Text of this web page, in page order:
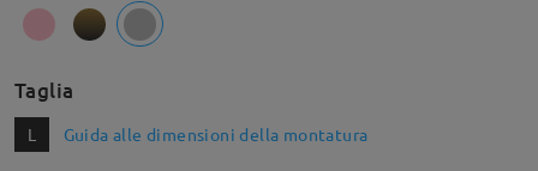
Taglia
L Guida alle dimensioni della montatura